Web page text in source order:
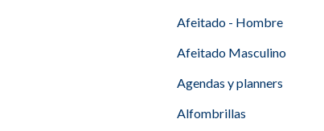
Afeitado - Hombre
Afeitado Masculino
Agendas y planners
Alfombrillas